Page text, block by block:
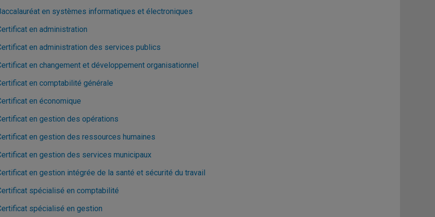
en systèmes informatiques et électroniques
en administration
en administration des services publics
en changement et développement organisationnel
en comptabilité générale
en économique
en gestion des opérations
en gestion des ressources humaines
en gestion des services municipaux
en gestion intégrée de la santé et sécurité du travail
spécialisé en comptabilité
spécialisé en gestion